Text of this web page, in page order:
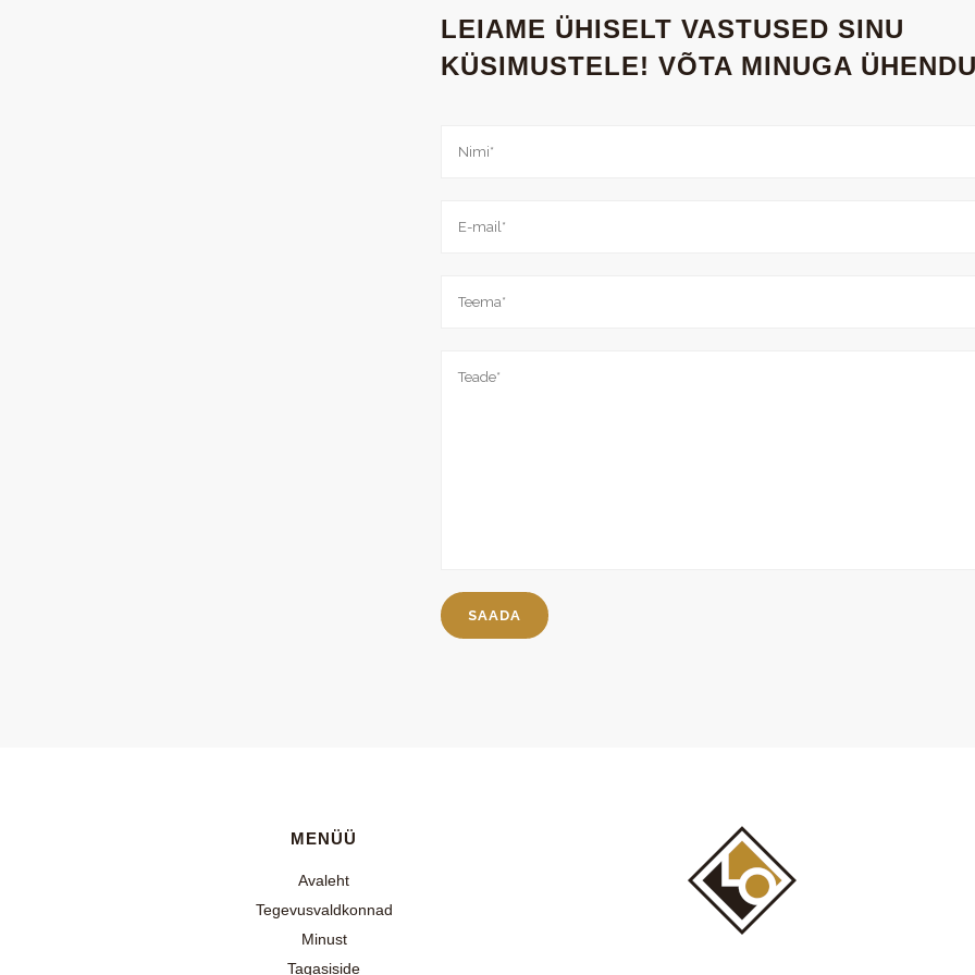
LEIAME ÜHISELT VASTUSED SINU
KÜSIMUSTELE! VÕTA MINUGA
MENÜÜ
Avaleht
Tegevusvaldkonnad
Minust
Tagasiside